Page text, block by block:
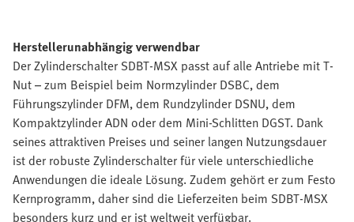
Herstellerunabhängig verwendbar
Der Zylinderschalter SDBT-MSX passt auf alle Antriebe mit T-
Nut – zum Beispiel beim Normzylinder DSBC, dem
Führungszylinder DFM, dem Rundzylinder DSNU, dem
Kompaktzylinder ADN oder dem Mini-Schlitten DGST. Dank
seines attraktiven Preises und seiner langen Nutzungsdauer
ist der robuste Zylinderschalter für viele unterschiedliche
Anwendungen die ideale Lösung. Zudem gehört er zum Festo
Kernprogramm, daher sind die Lieferzeiten beim SDBT-MSX
besonders kurz und er ist weltweit verfügbar.